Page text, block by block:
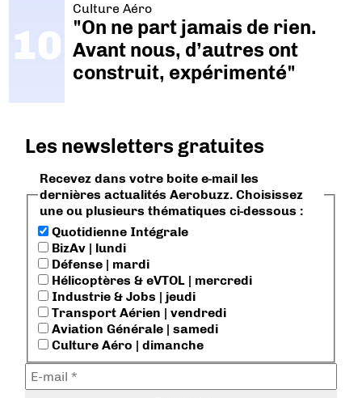
Culture Aéro
"On ne part jamais de rien.
Avant nous, d’autres ont
construit, expérimenté"
Les newsletters gratuites
Recevez dans votre boite e-mail les
dernières actualités Aerobuzz. Choisissez
une ou plusieurs thématiques ci-dessous :
Quotidienne Intégrale
BizAv | lundi
Défense | mardi
Hélicoptères & eVTOL | mercredi
Industrie & Jobs | jeudi
Transport Aérien | vendredi
Aviation Générale | samedi
Culture Aéro | dimanche